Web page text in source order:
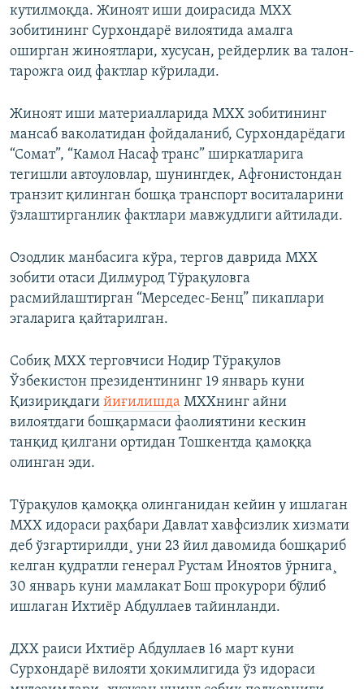
кутилмоқда. Жиноят иши доирасида МХХ
зобитининг Сурхондарё вилоятида амалга
оширган жиноятлари, хусусан, рейдерлик ва талон-
тарожга оид фактлар кўрилади.
Жиноят иши материалларида МХХ зобитининг
мансаб ваколатидан фойдаланиб, Сурхондарёдаги
“Сомат”, “Камол Насаф транс” ширкатларига
тегишли автоуловлар, шунингдек, Афғонистондан
транзит қилинган бошқа транспорт воситаларини
ўзлаштирганлик фактлари мавжудлиги айтилади.
Озодлик манбасига кўра, тергов даврида МХХ
зобити отаси Дилмурод Тўрақуловга
расмийлаштирган “Мерседес-Бенц” пикаплари
эгаларига қайтарилган.
Собиқ МХХ терговчиси Нодир Тўрақулов
Ўзбекистон президентининг 19 январь куни
Қизириқдаги йиғилишда МХХнинг айни
вилоятдаги бошқармаси фаолиятини кескин
танқид қилгани ортидан Тошкентда қамоққа
олинган эди.
Тўрақулов қамоққа олинганидан кейин у ишлаган
МХХ идораси раҳбари Давлат хавфсизлик хизмати
деб ўзгартирилди¸ уни 23 йил давомида бошқариб
келган қудратли генерал Рустам Иноятов ўрнига¸
30 январь куни мамлакат Бош прокурори бўлиб
ишлаган Ихтиëр Абдуллаев тайинланди.
ДХХ раиси Ихтиёр Абдуллаев 16 март куни
Сурхондарё вилояти ҳокимлигида ўз идораси